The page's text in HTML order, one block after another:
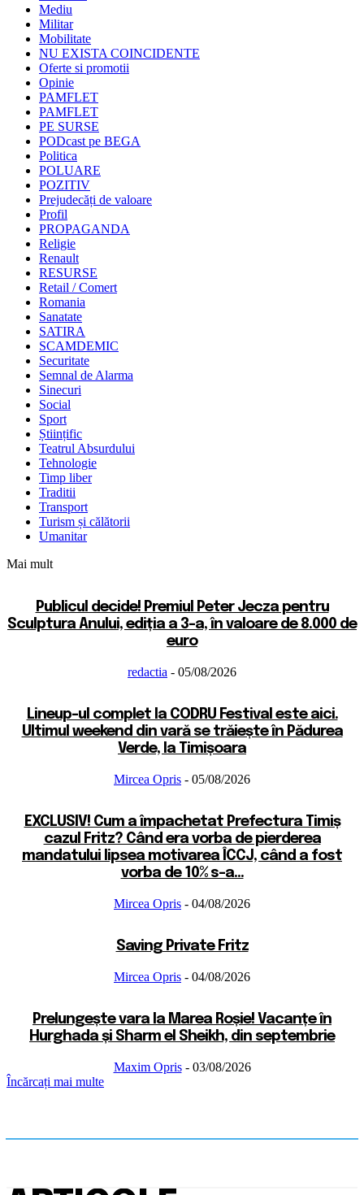
Mediu
Militar
Mobilitate
NU EXISTA COINCIDENTE
Oferte si promotii
Opinie
PAMFLET
PAMFLET
PE SURSE
PODcast pe BEGA
Politica
POLUARE
POZITIV
Prejudecăți de valoare
Profil
PROPAGANDA
Religie
Renault
RESURSE
Retail / Comert
Romania
Sanatate
SATIRA
SCAMDEMIC
Securitate
Semnal de Alarma
Sinecuri
Social
Sport
Științific
Teatrul Absurdului
Tehnologie
Timp liber
Traditii
Transport
Turism și călătorii
Umanitar
Mai mult
Publicul decide! Premiul Peter Jecza pentru
Sculptura Anului, ediția a 3-a, în valoare de 8.000 de
euro
redactia - 05/08/2026
Lineup-ul complet la CODRU Festival este aici.
Ultimul weekend din vară se trăiește în Pădurea
Verde, la Timișoara
Mircea Opris - 05/08/2026
EXCLUSIV! Cum a împachetat Prefectura Timiș
cazul Fritz? Când era vorba de pierderea
mandatului lipsea motivarea ÎCCJ, când a fost
vorba de 10% s-a...
Mircea Opris - 04/08/2026
Saving Private Fritz
Mircea Opris - 04/08/2026
Prelungește vara la Marea Roșie! Vacanțe în
Hurghada și Sharm el Sheikh, din septembrie
Maxim Opris - 03/08/2026
Încărcați mai multe